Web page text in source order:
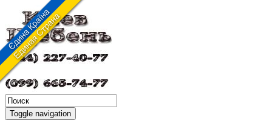
Toggle navigation